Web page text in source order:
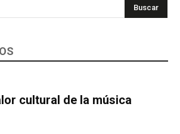
Buscar
cultural de la música